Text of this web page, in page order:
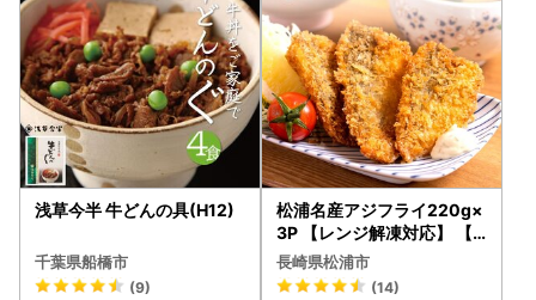
浅草今半 牛どんの具(H12)
千葉県船橋市
(9)
松浦名産アジフライ220g×
3P 【レンジ解凍対応】 【B
3-072】
長崎県松浦市
(14)